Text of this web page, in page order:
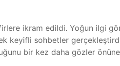
ikram edildi. Yoğun ilgi
keyifli sohbetler
bir kez daha gözler